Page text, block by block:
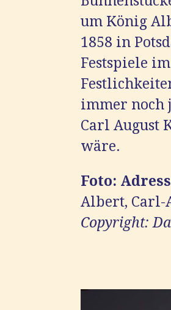
um König
1858 in
Festspiele
immer noch
Carl August
wäre.
Foto:
Albert, Carl-
Copyright: